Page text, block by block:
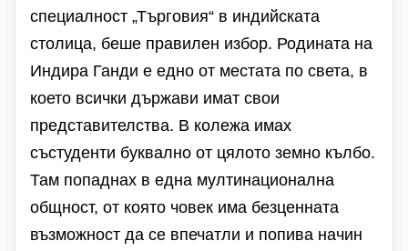
специалност „Търговия“ в индийската
столица, беше правилен избор. Родината на
Индира Ганди е едно от местата по света, в
което всички държави имат свои
представителства. В колежа имах
състуденти буквално от цялото земно кълбо.
Там попаднах в една мултинационална
общност, от която човек има безценната
възможност да се впечатли и попива начин